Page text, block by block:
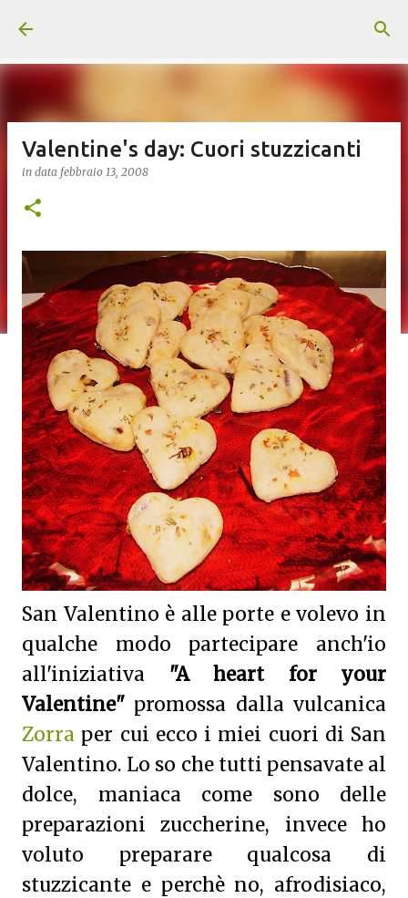
Valentine's day: Cuori stuzzicanti
in data febbraio 13, 2008
San Valentino è alle porte e volevo in
qualche modo partecipare anch'io
all'iniziativa "A heart for your
Valentine" promossa dalla vulcanica
Zorra per cui ecco i miei cuori di San
Valentino. Lo so che tutti pensavate al
dolce, maniaca come sono delle
preparazioni zuccherine, invece ho
voluto preparare qualcosa di
stuzzicante e perchè no, afrodisiaco,